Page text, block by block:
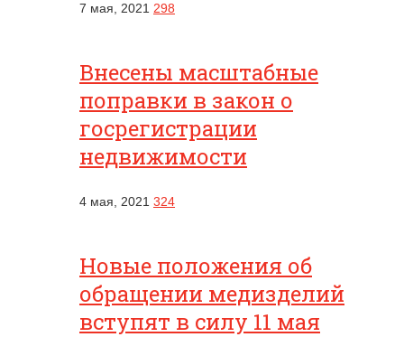
7 мая, 2021 298
Внесены масштабные
поправки в закон о
госрегистрации
недвижимости
4 мая, 2021 324
Новые положения об
обращении медизделий
вступят в силу 11 мая